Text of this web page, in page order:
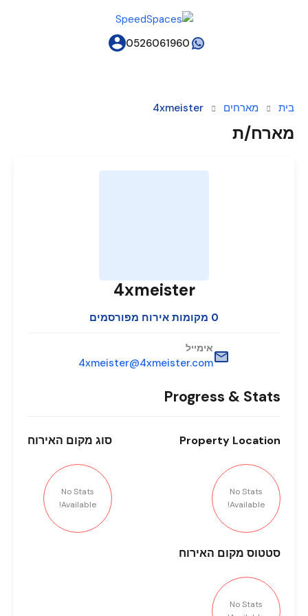
0526061960
בית מארחים 4xmeister
מארח/ת
4xmeister
0 מקומות אירוח מפורסמים
אימייל
4xmeister@4xmeister.com
Progress & Stats
Property Location
No Stats
Available!
סוג מקום האירוח
No Stats
Available!
סטטוס מקום האירוח
No Stats